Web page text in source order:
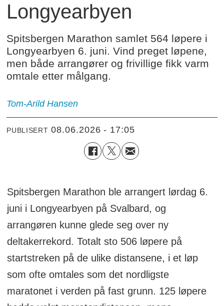
Longyearbyen
Spitsbergen Marathon samlet 564 løpere i
Longyearbyen 6. juni. Vind preget løpene,
men både arrangører og frivillige fikk varm
omtale etter målgang.
Tom-Arild Hansen
PUBLISERT 08.06.2026 - 17:05
Spitsbergen Marathon ble arrangert lørdag 6.
juni i Longyearbyen på Svalbard, og
arrangøren kunne glede seg over ny
deltakerrekord. Totalt sto 506 løpere på
startstreken på de ulike distansene, i et løp
som ofte omtales som det nordligste
maratonet i verden på fast grunn. 125 løpere